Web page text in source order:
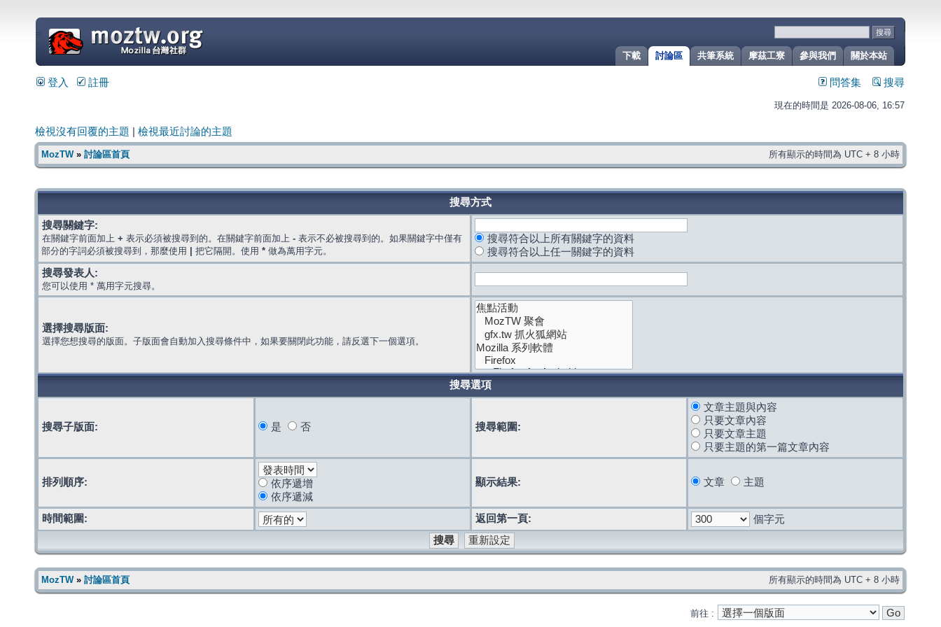
關於本站
參與我們
摩茲工寮
共筆系統
討論區
下載
=
登入 註冊 問答集 搜尋
現在的時間是 2026-08-06, 16:57
檢視沒有回覆的主題 檢視最近討論的主題
MozTW» 討論區首頁 所有顯示的時間為 UTC + 8 小時
搜尋方式
搜尋關鍵字:
在關鍵字前面加上 + 表示必須被搜尋到的。在關鍵字前面加上 - 表示不必被搜尋到的。如果關鍵字中僅有
部分的字詞必須被搜尋到，那麼使用
把它隔開。使用 * 做為萬用字元。
搜尋符合以上所有關鍵字的資料
搜尋符合以上任一關鍵字的資料
搜尋發表人:
您可以使用 * 萬用字元搜尋。
選擇搜尋版面:
選擇您想搜尋的版面。子版面會自動加入搜尋條件中，如果要關閉此功能，請反選下一個選項。
搜尋選項
搜尋子版面: 是 否 搜尋範圍:
文章主題與內容
只要文章內容
只要文章主題
只要主題的第一篇文章內容
排列順序:
依序遞增
依序遞減
顯示結果: 文章 主題
時間範圍: 返回第一頁: 個字元
MozTW» 討論區首頁 所有顯示的時間為 UTC + 8 小時
前往 :